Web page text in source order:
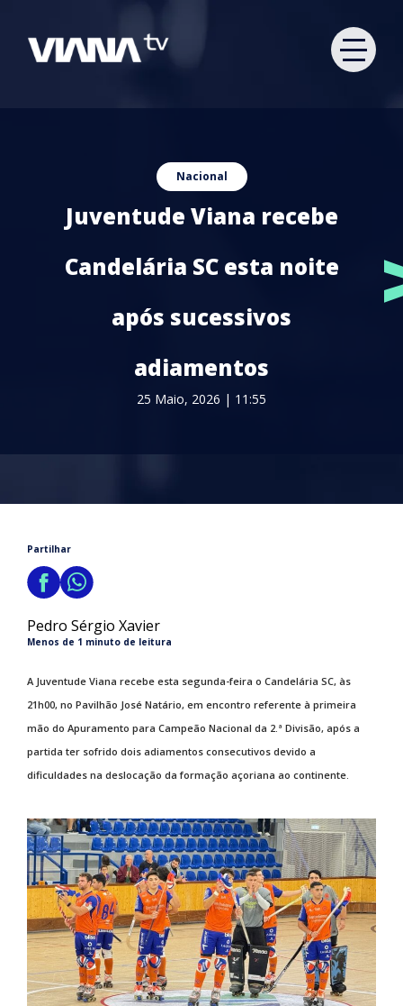
Nacional
Juventude Viana recebe
Candelária SC esta noite
após sucessivos
adiamentos
25 Maio, 2026 | 11:55
Partilhar
Pedro Sérgio Xavier
Menos de 1 minuto de leitura
A Juventude Viana recebe esta segunda-feira o Candelária SC, às
21h00, no Pavilhão José Natário, em encontro referente à primeira
mão do Apuramento para Campeão Nacional da 2.ª Divisão, após a
partida ter sofrido dois adiamentos consecutivos devido a
dificuldades na deslocação da formação açoriana ao continente.